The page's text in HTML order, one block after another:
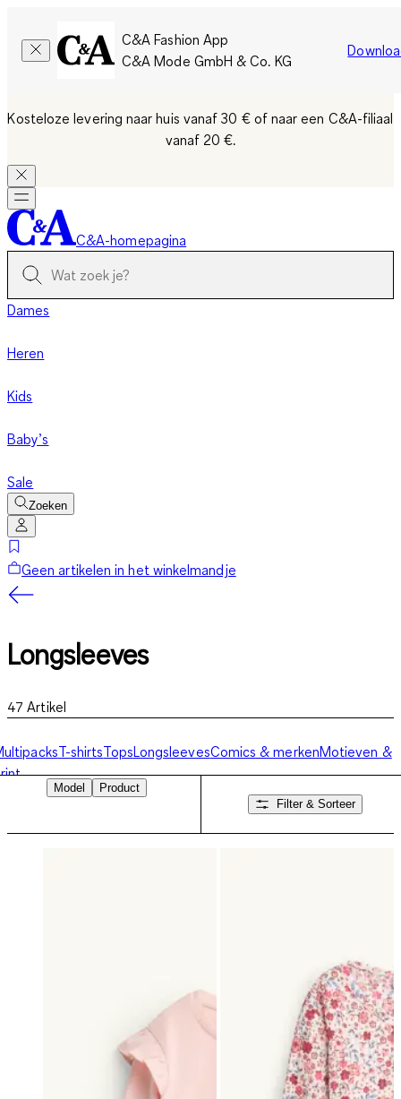
C&A Fashion App
C&A Mode GmbH & Co. KG
Kosteloze levering naar huis vanaf 30 € of naar een C&A-filiaal
vanaf 20 €.
C&A-homepagina
Dames
Heren
Kids
Baby’s
Sale
Zoeken
Geen artikelen in het winkelmandje
Longsleeves
47 Artikel
T-shirtsTopsLongsleevesComics & merkenMotieven &
Model
Product
Filter & Sorteer